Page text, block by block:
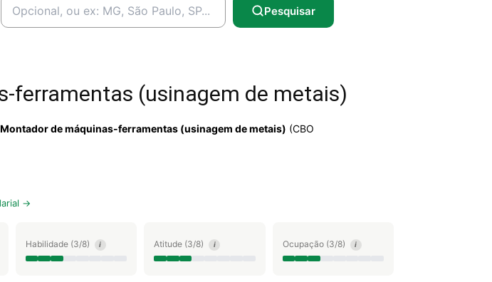
Pesquisar
ferramentas (usinagem de metais)
Montador de máquinas-ferramentas (usinagem de metais) (CBO
→
Habilidade (3/8) i Atitude (3/8) i Ocupação (3/8) i